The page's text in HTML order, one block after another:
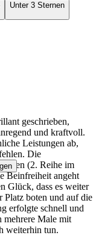
Unter 3 Sternen
geschrieben,
und kraftvoll.
Leistungen ab,
Die
(2. Reihe im
Beinfreiheit angeht
Glück, dass es weiter
Platz boten und auf die
erfolgte schnell und
mehrere Male mit
weiterhin tun.